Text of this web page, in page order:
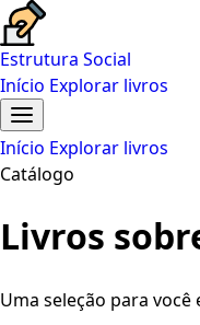
Estrutura Social
Início Explorar livros
Início Explorar livros
Catálogo
Livros
Uma seleção para